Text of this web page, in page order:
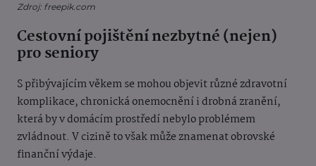
Zdroj: freepik.com
Cestovní pojištění nezbytné (nejen)
pro seniory
S přibývajícím věkem se mohou objevit různé zdravotní
komplikace, chronická onemocnění i drobná zranění,
která by v domácím prostředí nebylo problémem
zvládnout. V cizině to však může znamenat obrovské
finanční výdaje.